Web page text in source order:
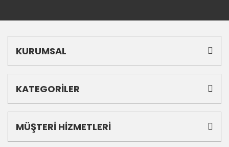
KURUMSAL
KATEGORİLER
MÜŞTERİ HİZMETLERİ